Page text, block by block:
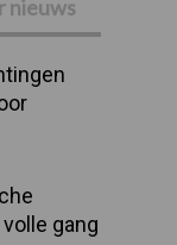
nieuws
gang